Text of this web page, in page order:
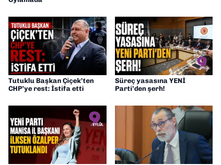
Tutuklu Başkan Çiçek’ten
CHP’ye rest: İstifa etti
Süreç yasasına YENİ
Parti’den şerh!